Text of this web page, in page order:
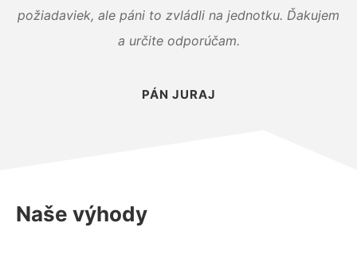
požiadaviek, ale páni to zvládli na jednotku. Ďakujem
a určite odporúčam.
PÁN JURAJ
Naše výhody